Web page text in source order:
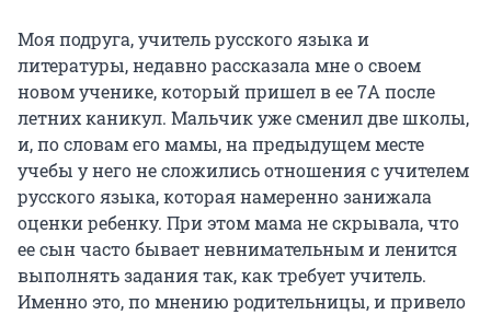
Моя подруга, учитель русского языка и
литературы, недавно рассказала мне о своем
новом ученике, который пришел в ее 7А после
летних каникул. Мальчик уже сменил две школы,
и, по словам его мамы, на предыдущем месте
учебы у него не сложились отношения с учителем
русского языка, которая намеренно занижала
оценки ребенку. При этом мама не скрывала, что
ее сын часто бывает невнимательным и ленится
выполнять задания так, как требует учитель.
Именно это, по мнению родительницы, и привело